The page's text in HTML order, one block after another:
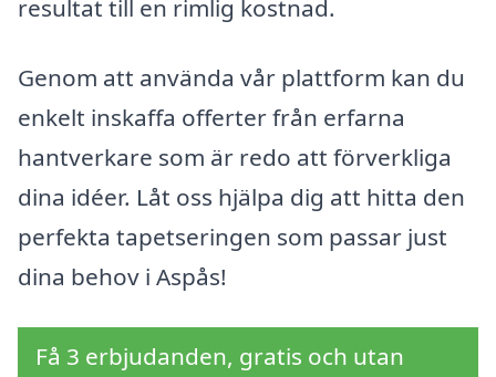
resultat till en rimlig kostnad.
Genom att använda vår plattform kan du
enkelt inskaffa offerter från erfarna
hantverkare som är redo att förverkliga
dina idéer. Låt oss hjälpa dig att hitta den
perfekta tapetseringen som passar just
dina behov i Aspås!
Få 3 erbjudanden, gratis och utan